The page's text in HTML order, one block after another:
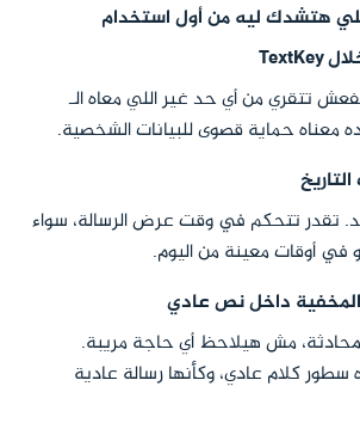
هتشدك ليه من أول استخدام
تتقري من أي حد غير اللي معاه الـ
معناه حماية قصوى للبيانات الشخصية.
تقدر تتحكم في وقت عرض الرسالة، سواء
في أوقات معينة من اليوم.
مش هيلاحظ أي حاجة مريبة.
سطور كلام عادي، وكأنها رسالة عادية